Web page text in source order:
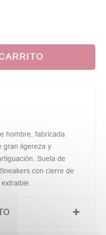
hombre, fabricada
gran ligereza y
Suela de
con cierre de